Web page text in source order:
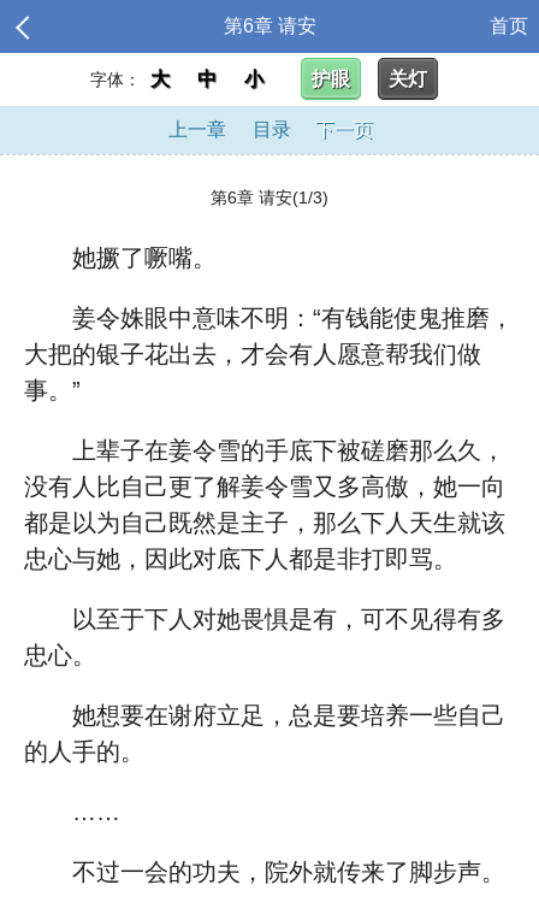
第6章 请安 首页
字体： 大 中 小 护眼 关灯
上一章 目录 下一页
第6章 请安(1/3)
她撅了噘嘴。
姜令姝眼中意味不明：“有钱能使鬼推磨，
大把的银子花出去，才会有人愿意帮我们做
事。”
上辈子在姜令雪的手底下被磋磨那么久，
没有人比自己更了解姜令雪又多高傲，她一向
都是以为自己既然是主子，那么下人天生就该
忠心与她，因此对底下人都是非打即骂。
以至于下人对她畏惧是有，可不见得有多
忠心。
她想要在谢府立足，总是要培养一些自己
的人手的。
……
不过一会的功夫，院外就传来了脚步声。